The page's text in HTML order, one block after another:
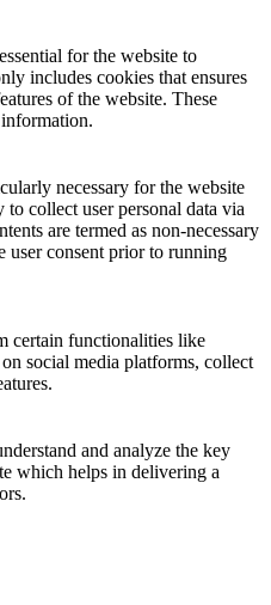
for the website to
includes cookies that ensures
of the website. These
necessary for the website
collect user personal data via
are termed as non-necessary
user consent prior to running
certain functionalities like
social media platforms, collect
and analyze the key
which helps in delivering a